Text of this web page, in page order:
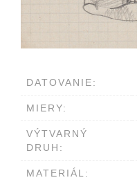
DATOVANIE:
MIERY:
VÝTVARNÝ
DRUH:
MATERIÁL: